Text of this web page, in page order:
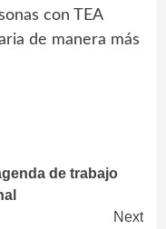
con TEA
de manera más
de trabajo
Next